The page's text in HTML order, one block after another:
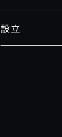
設立